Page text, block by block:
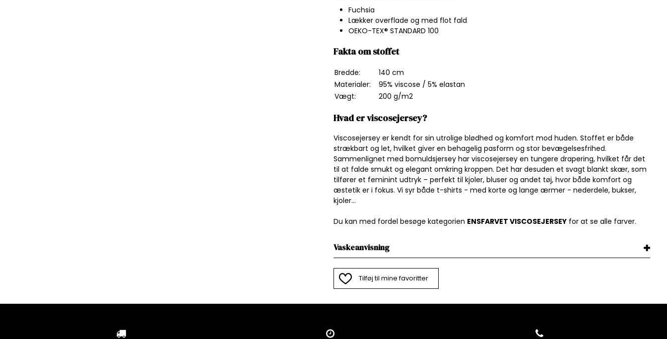
Fuchsia
Lækker overflade og med flot fald
OEKO-TEX® STANDARD 100
Fakta om stoffet
Bredde:
140 cm
Materialer:
95% viscose / 5% elastan
Vægt:
200 g/m2
Hvad er viscosejersey?
Viscosejersey er kendt for sin utrolige blødhed og komfort mod huden. Stoffet er både
strækbart og let, hvilket giver en behagelig pasform og stor bevægelsesfrihed.
Sammenlignet med bomuldsjersey har viscosejersey en tungere drapering, hvilket får det
til at falde smukt og elegant omkring kroppen. Det har desuden et svagt blankt skær, som
tilfører et feminint udtryk – perfekt til kjoler, bluser og andet tøj, hvor både komfort og
æstetik er i fokus. Vi syr både t-shirts - med korte og lange ærmer - nederdele, bukser,
kjoler...
Du kan med fordel besøge kategorien ENSFARVET VISCOSEJERSEY for at se alle farver.
Vaskeanvisning
Tilføj til mine favoritter